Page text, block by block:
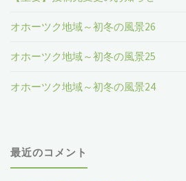
オホーツク地域～初冬の風景26
オホーツク地域～初冬の風景25
オホーツク地域～初冬の風景24
最近のコメント